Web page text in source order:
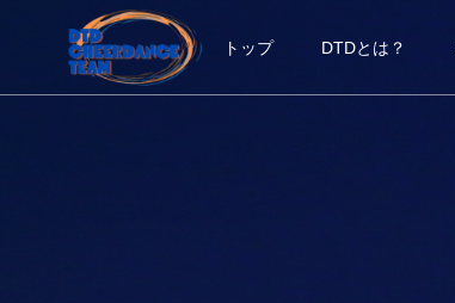
トップ DTDとは？